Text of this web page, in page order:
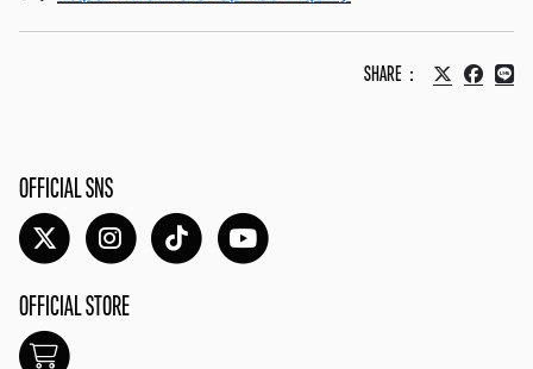
SHARE：
OFFICIAL SNS
OFFICIAL STORE